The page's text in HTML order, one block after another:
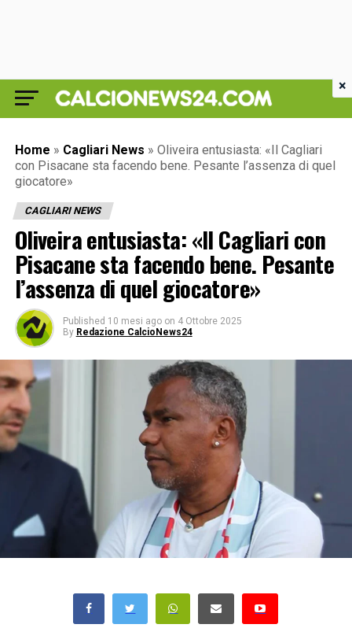
Home » Cagliari News » Oliveira entusiasta: «Il Cagliari
con Pisacane sta facendo bene. Pesante l’assenza di quel
giocatore»
CAGLIARI NEWS
Oliveira entusiasta: «Il Cagliari con
Pisacane sta facendo bene. Pesante
l’assenza di quel giocatore»
Published 10 mesi ago on 4 Ottobre 2025
By Redazione CalcioNews24
×